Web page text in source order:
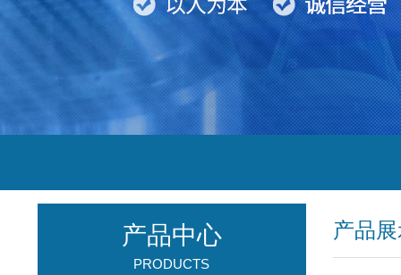
产品
产品中心
PRODUCTS